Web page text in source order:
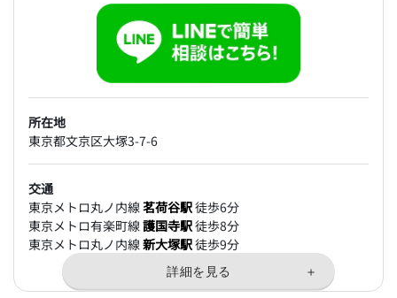
所在地
東京都文京区大塚3-7-6
交通
東京メトロ丸ノ内線茗荷谷駅徒歩6分
東京メトロ有楽町線護国寺駅徒歩8分
東京メトロ丸ノ内線新大塚駅徒歩9分